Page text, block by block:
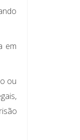
em
ou